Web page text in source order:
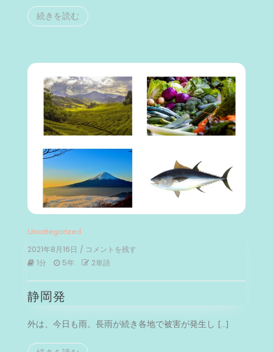
続きを読む
Uncategorized
2021年8月16日 / コメントを残す
発
1分 5年 2単語
静岡発
外は、今日も雨。長雨が続き各地で被害が発生し […]